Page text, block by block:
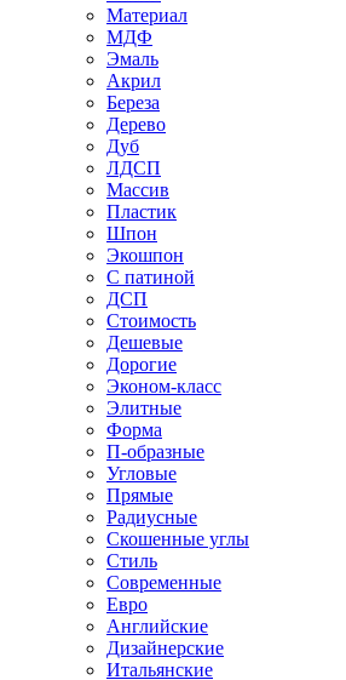
Материал
МДФ
Эмаль
Акрил
Береза
Дерево
Дуб
ЛДСП
Массив
Пластик
Шпон
Экошпон
С патиной
ДСП
Стоимость
Дешевые
Дорогие
Эконом-класс
Элитные
Форма
П-образные
Угловые
Прямые
Радиусные
Скошенные углы
Стиль
Современные
Евро
Английские
Дизайнерские
Итальянские